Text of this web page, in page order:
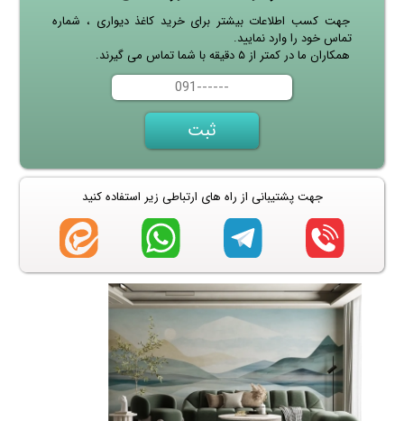
جهت کسب اطلاعات بیشتر برای خرید کاغذ دیواری ، شماره
تماس خود را وارد نمایید.
همکاران ما در کمتر از ۵ دقیقه با شما تماس می گیرند.
جهت پشتیبانی از راه های ارتباطی زیر استفاده کنید